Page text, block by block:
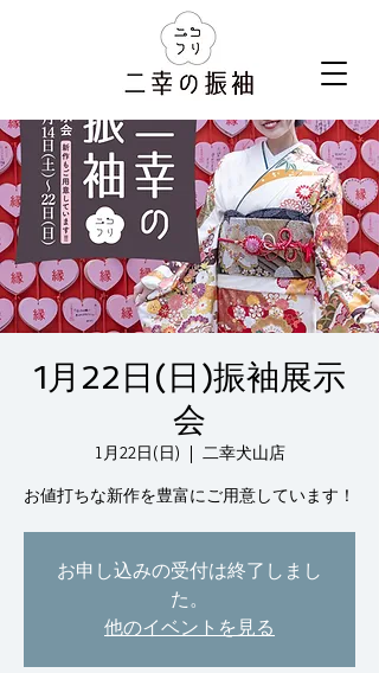
1月22日(日)振袖展示
会
1月22日(日)
  |
二幸犬山店
お値打ちな新作を豊富にご用意しています！
お申し込みの受付は終了しまし
た。
他のイベントを見る